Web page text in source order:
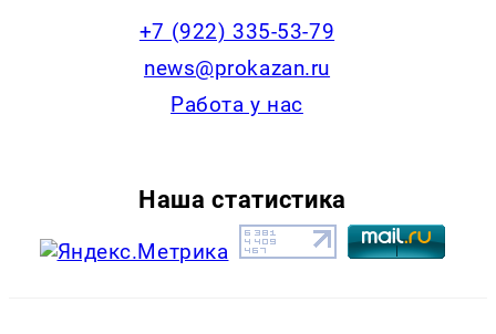
+7 (922) 335-53-79
news@prokazan.ru
Работа у нас
Наша статистика